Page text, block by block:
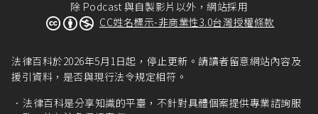
除 Podcast 與自製影片以外，網站採用
CC姓名標示-非商業性3.0台灣授權條款
法律百科於2026年5月1日起，停止更新。請讀者留意網站內容及
援引資料，是否與現行法令規定相符。
法律百科是分享知識的平臺，不針對具體個案提供專業諮詢服